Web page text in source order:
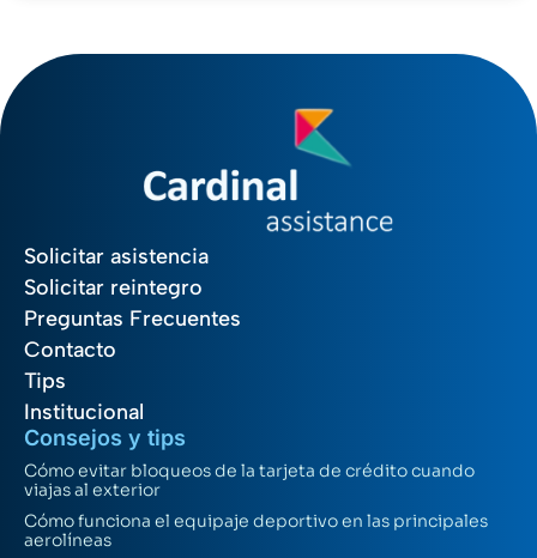
Solicitar asistencia
Solicitar reintegro
Preguntas Frecuentes
Contacto
Tips
Institucional
Consejos y tips
Cómo evitar bloqueos de la tarjeta de crédito cuando
viajas al exterior
Cómo funciona el equipaje deportivo en las principales
aerolíneas